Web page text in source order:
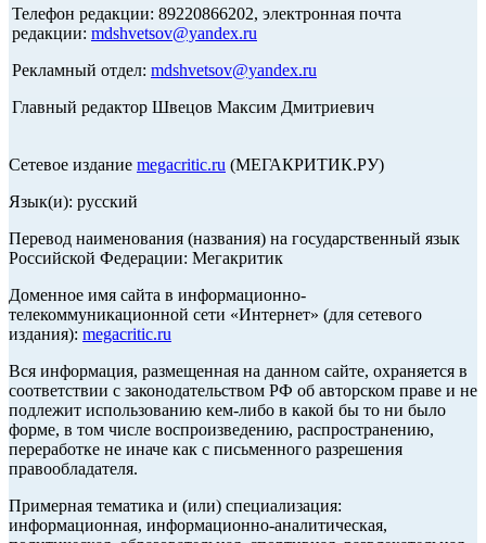
Телефон редакции: 89220866202, электронная почта
редакции: mdshvetsov@yandex.ru
Рекламный отдел: mdshvetsov@yandex.ru
Главный редактор Швецов Максим Дмитриевич
Сетевое издание megacritic.ru (МЕГАКРИТИК.РУ)
Язык(и): русский
Перевод наименования (названия) на государственный язык
Российской Федерации: Мегакритик
Доменное имя сайта в информационно-
телекоммуникационной сети «Интернет» (для сетевого
издания): megacritic.ru
Вся информация, размещенная на данном сайте, охраняется в
соответствии с законодательством РФ об авторском праве и не
подлежит использованию кем-либо в какой бы то ни было
форме, в том числе воспроизведению, распространению,
переработке не иначе как с письменного разрешения
правообладателя.
Примерная тематика и (или) специализация:
информационная, информационно-аналитическая,